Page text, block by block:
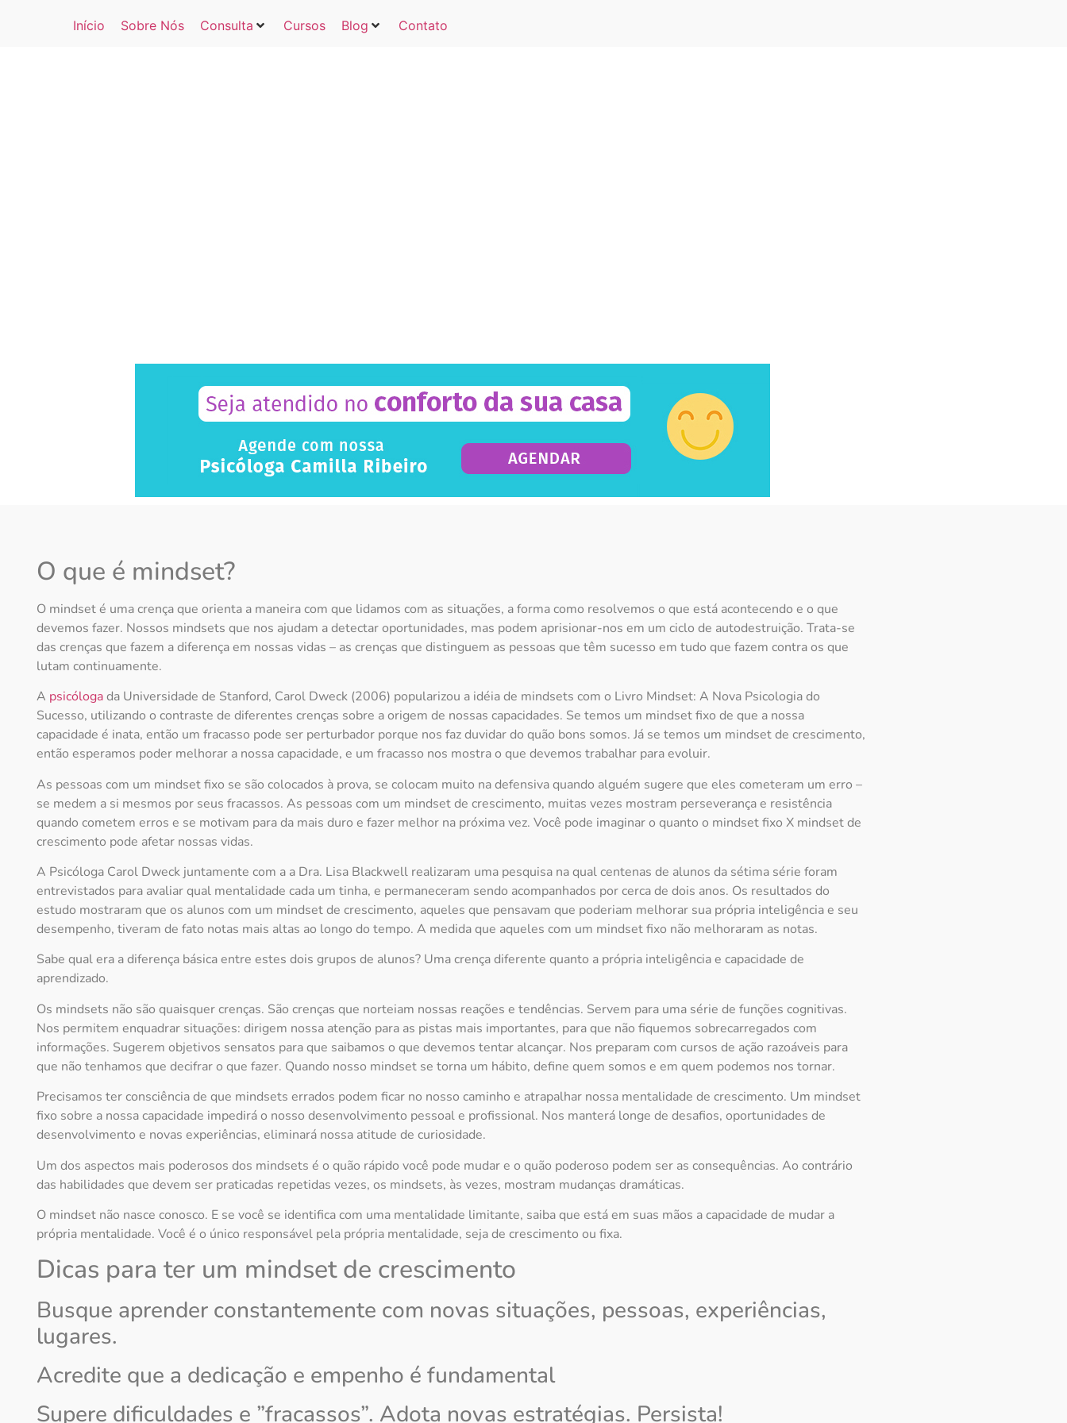
Início Sobre Nós Consulta Cursos Blog Contato
O que é mindset?
O mindset é uma crença que orienta a maneira com que lidamos com as situações, a forma como resolvemos o que está acontecendo e o que
devemos fazer. Nossos mindsets que nos ajudam a detectar oportunidades, mas podem aprisionar-nos em um ciclo de autodestruição. Trata-se
das crenças que fazem a diferença em nossas vidas – as crenças que distinguem as pessoas que têm sucesso em tudo que fazem contra os que
lutam continuamente.
A psicólogada Universidade de Stanford, Carol Dweck (2006) popularizou a idéia de mindsets com o Livro Mindset: A Nova Psicologia do
Sucesso, utilizando o contraste de diferentes crenças sobre a origem de nossas capacidades. Se temos um mindset fixo de que a nossa
capacidade é inata, então um fracasso pode ser perturbador porque nos faz duvidar do quão bons somos. Já se temos um mindset de crescimento,
então esperamos poder melhorar a nossa capacidade, e um fracasso nos mostra o que devemos trabalhar para evoluir.
As pessoas com um mindset fixo se são colocados à prova, se colocam muito na defensiva quando alguém sugere que eles cometeram um erro –
se medem a si mesmos por seus fracassos. As pessoas com um mindset de crescimento, muitas vezes mostram perseverança e resistência
quando cometem erros e se motivam para da mais duro e fazer melhor na próxima vez. Você pode imaginar o quanto o mindset fixo X mindset de
crescimento pode afetar nossas vidas.
A Psicóloga Carol Dweck juntamente com a a Dra. Lisa Blackwell realizaram uma pesquisa na qual centenas de alunos da sétima série foram
entrevistados para avaliar qual mentalidade cada um tinha, e permaneceram sendo acompanhados por cerca de dois anos. Os resultados do
estudo mostraram que os alunos com um mindset de crescimento, aqueles que pensavam que poderiam melhorar sua própria inteligência e seu
desempenho, tiveram de fato notas mais altas ao longo do tempo. A medida que aqueles com um mindset fixo não melhoraram as notas.
Sabe qual era a diferença básica entre estes dois grupos de alunos? Uma crença diferente quanto a própria inteligência e capacidade de
aprendizado.
Os mindsets não são quaisquer crenças. São crenças que norteiam nossas reações e tendências. Servem para uma série de funções cognitivas.
Nos permitem enquadrar situações: dirigem nossa atenção para as pistas mais importantes, para que não fiquemos sobrecarregados com
informações. Sugerem objetivos sensatos para que saibamos o que devemos tentar alcançar. Nos preparam com cursos de ação razoáveis para
que não tenhamos que decifrar o que fazer. Quando nosso mindset se torna um hábito, define quem somos e em quem podemos nos tornar.
Precisamos ter consciência de que mindsets errados podem ficar no nosso caminho e atrapalhar nossa mentalidade de crescimento. Um mindset
fixo sobre a nossa capacidade impedirá o nosso desenvolvimento pessoal e profissional. Nos manterá longe de desafios, oportunidades de
desenvolvimento e novas experiências, eliminará nossa atitude de curiosidade.
Um dos aspectos mais poderosos dos mindsets é o quão rápido você pode mudar e o quão poderoso podem ser as consequências. Ao contrário
das habilidades que devem ser praticadas repetidas vezes, os mindsets, às vezes, mostram mudanças dramáticas.
O mindset não nasce conosco. E se você se identifica com uma mentalidade limitante, saiba que está em suas mãos a capacidade de mudar a
própria mentalidade. Você é o único responsável pela própria mentalidade, seja de crescimento ou fixa.
Dicas para ter um mindset de crescimento
Busque aprender constantemente com novas situações, pessoas, experiências,
lugares.
Acredite que a dedicação e empenho é fundamental
Supere dificuldades e ”fracassos”. Adota novas estratégias. Persista!